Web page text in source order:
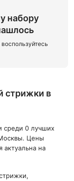
набору
стрижки в
среди 0 лучших
Цены
актуальна на